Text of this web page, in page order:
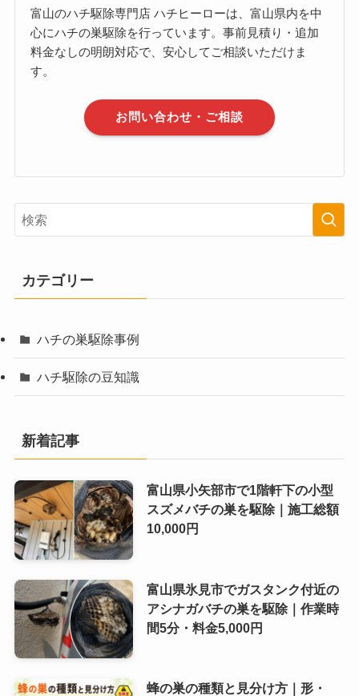
富山のハチ駆除専門店 ハチヒーローは、富山県内を中
心にハチの巣駆除を行っています。事前見積り・追加
料金なしの明朗対応で、安心してご相談いただけま
す。
お問い合わせ・ご相談
カテゴリー
ハチの巣駆除事例
ハチ駆除の豆知識
新着記事
富山県小矢部市で1階軒下の小型
スズメバチの巣を駆除｜施工総額
10,000円
富山県氷見市でガスタンク付近の
アシナガバチの巣を駆除｜作業時
間5分・料金5,000円
蜂の巣の種類と見分け方｜形・